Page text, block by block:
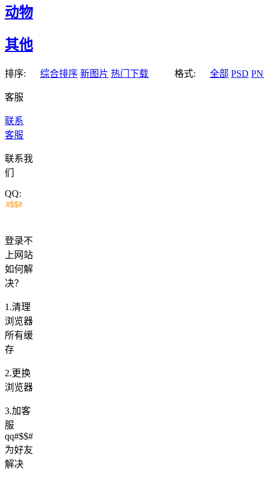
动物
其他
排序: 综合排序 新图片 热门下载 格式: 全部 PSD
客服
联系
客服
联系我
们
QQ:
登录不
上网站
如何解
决？
1.清理
浏览器
所有缓
存
2.更换
浏览器
3.加客
服
qq#$$#
为好友
解决